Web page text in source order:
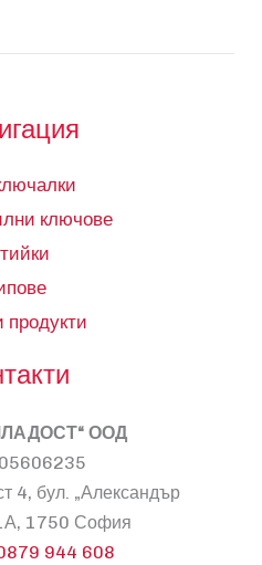
ключове
продукти
ООД
4, бул. „Александър
1750 София
944 608